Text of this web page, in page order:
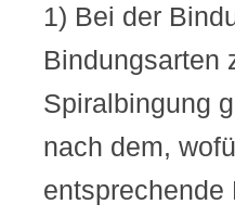
1) Bei der
Bindungsarten
Spiralbingung
nach dem,
entsprechende